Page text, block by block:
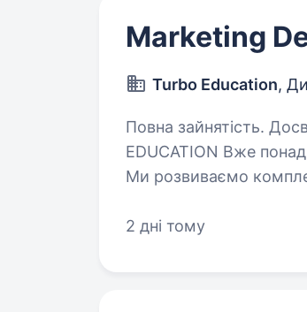
Marketing
Turbo Education,
Повна зайнятість. Досвід
EDUCATION Вже понад 6 років ми створюємо інноваційні освітні продукти.
Ми розвиваємо
2 дні тому